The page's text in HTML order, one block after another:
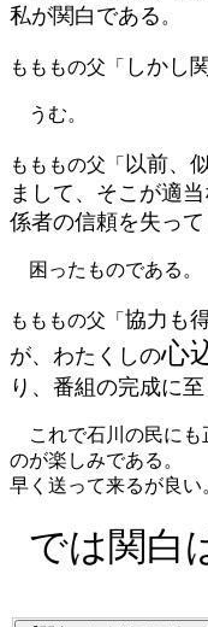
私が関白である 。
もももの父「 しかし
うむ。
もももの父「 以前、
まして、そこが適
係者の信頼を失っ
困ったものである。
もももの父「 協力も
が、わたくしの心
り、番組の完成に
これで石川の民にも
のが楽しみである。
早く送って来るが良い
では関白